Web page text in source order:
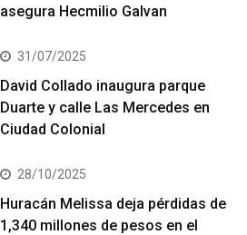
asegura Hecmilio Galvan
31/07/2025
David Collado inaugura parque
Duarte y calle Las Mercedes en
Ciudad Colonial
28/10/2025
Huracán Melissa deja pérdidas de
1,340 millones de pesos en el